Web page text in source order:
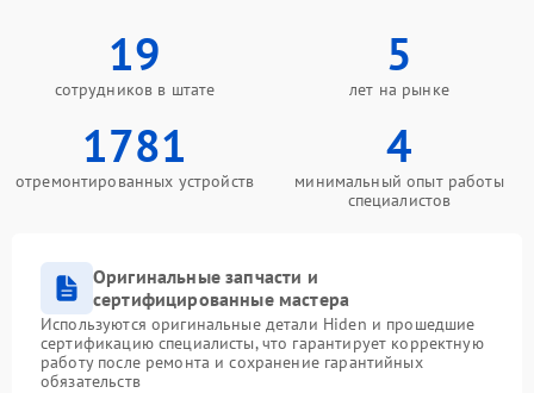
19
сотрудников в штате
5
лет на рынке
1781
отремонтированных устройств
4
минимальный опыт работы
специалистов
Оригинальные запчасти и
сертифицированные мастера
Используются оригинальные детали Hiden и прошедшие
сертификацию специалисты, что гарантирует корректную
работу после ремонта и сохранение гарантийных
обязательств